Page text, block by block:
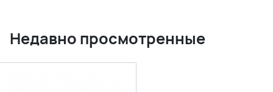
Недавно просмотренные